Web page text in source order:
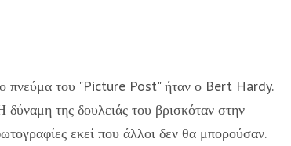
πνεύμα του "Picture Post" ήταν ο Bert Hardy.
της δουλειάς του βρισκόταν στην
εκεί που άλλοι δεν θα μπορούσαν.